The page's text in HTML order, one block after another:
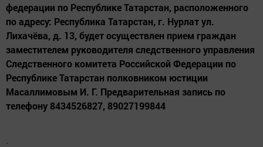
федерации по Республике Татарстан, расположенного
по адресу: Республика Татарстан, г. Нурлат ул.
Лихачёва, д. 13, будет осуществлен прием граждан
заместителем руководителя следственного управления
Следственного комитета Российской Федерации по
Республике Татарстан полковником юстиции
Масаллимовым И. Г. Предварительная запись по
телефону 8434526827, 89027199844
.